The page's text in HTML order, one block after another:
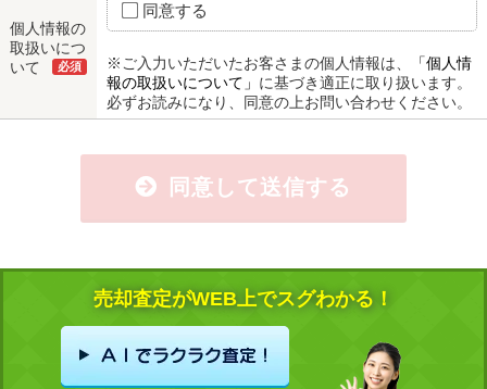
個人情報の
取扱いにつ
いて
必須
同意する
※ご入力いただいたお客さまの個人情報は、
「個人情
報の取扱いについて」 に基づき適正に取り扱います。
必ずお読みになり、同意の上お問い合わせください。
同意して送信する
売却査定がWEB上でスグわかる！